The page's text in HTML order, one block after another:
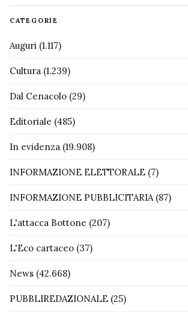
CATEGORIE
Auguri (1.117)
Cultura (1.239)
Dal Cenacolo (29)
Editoriale (485)
In evidenza (19.908)
INFORMAZIONE ELETTORALE (7)
INFORMAZIONE PUBBLICITARIA(87)
L'attacca Bottone (207)
L'Eco cartaceo (37)
News (42.668)
PUBBLIREDAZIONALE (25)